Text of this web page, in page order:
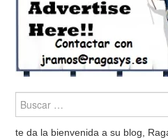
te da la bienvenida a su blog,